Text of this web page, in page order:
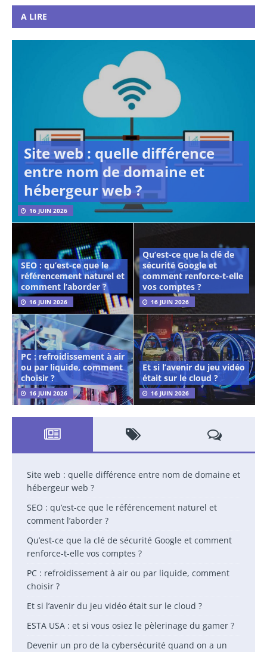
A LIRE
Site web : quelle différence
entre nom de domaine et
hébergeur web ?
16 JUIN 2026
SEO : qu’est-ce que le
référencement naturel et
comment l’aborder ?
16 JUIN 2026
Qu’est-ce que la clé de
sécurité Google et
comment renforce-t-elle
vos comptes ?
16 JUIN 2026
PC : refroidissement à air
ou par liquide, comment
choisir ?
16 JUIN 2026
Et si l’avenir du jeu vidéo
était sur le cloud ?
16 JUIN 2026
Site web : quelle différence entre nom de domaine et
hébergeur web ?
SEO : qu’est-ce que le référencement naturel et
comment l’aborder ?
Qu’est-ce que la clé de sécurité Google et comment
renforce-t-elle vos comptes ?
PC : refroidissement à air ou par liquide, comment
choisir ?
Et si l’avenir du jeu vidéo était sur le cloud ?
ESTA USA : et si vous osiez le pèlerinage du gamer ?
Devenir un pro de la cybersécurité quand on a un